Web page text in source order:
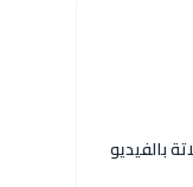
بالفيديو